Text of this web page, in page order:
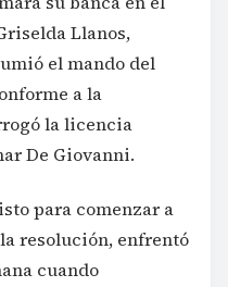
Llanos,
el mando del
a la
la licencia
De Giovanni.
para comenzar a
resolución, enfrentó
cuando